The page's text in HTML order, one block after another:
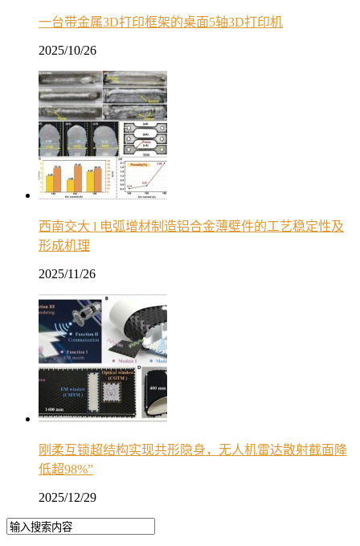
一台带金属3D打印框架的桌面5轴3D打印机
2025/10/26
西南交大 l 电弧增材制造铝合金薄壁件的工艺稳定性及
形成机理
2025/11/26
刚柔互锁超结构实现共形隐身，无人机雷达散射截面降
低超98%”
2025/12/29